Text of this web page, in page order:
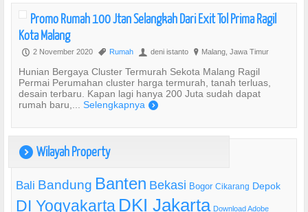
Promo Rumah 100 Jtan Selangkah Dari Exit Tol Prima Ragil
Kota Malang
P 2 November 2020 , Rumah U deni istanto ? Malang, Jawa Timur
Hunian Bergaya Cluster Termurah Sekota Malang Ragil
Permai Perumahan cluster harga termurah, tanah terluas,
desain terbaru. Kapan lagi hanya 200 Juta sudah dapat
rumah baru,... Selengkapnya )
) Wilayah Property
Bali Bandung Banten Bekasi Bogor Cikarang Depok
DI Yogyakarta DKI Jakarta Download Adobe